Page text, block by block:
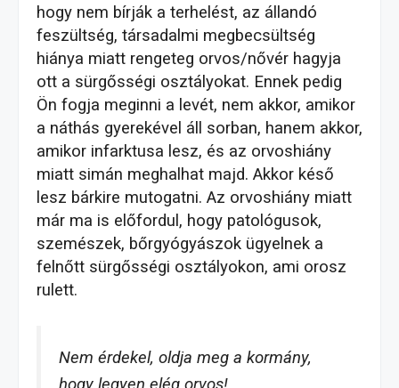
hogy nem bírják a terhelést, az állandó
feszültség, társadalmi megbecsültség
hiánya miatt rengeteg orvos/nővér hagyja
ott a sürgősségi osztályokat. Ennek pedig
Ön fogja meginni a levét, nem akkor, amikor
a náthás gyerekével áll sorban, hanem akkor,
amikor infarktusa lesz, és az orvoshiány
miatt simán meghalhat majd. Akkor késő
lesz bárkire mutogatni. Az orvoshiány miatt
már ma is előfordul, hogy patológusok,
szemészek, bőrgyógyászok ügyelnek a
felnőtt sürgősségi osztályokon, ami orosz
rulett.
Nem érdekel, oldja meg a kormány,